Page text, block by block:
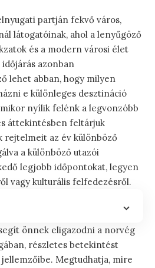
partján fekvő város,
látogatóinak, ahol a lenyűgöző
és a modern városi élet
azonban
lehet abban, hogy milyen
e különleges desztináció
nyílik felénk a legvonzóbb
áttekintésben feltárjuk
rejtelmeit az év különböző
a különböző utazói
legjobb időpontokat, legyen
vagy kulturális felfedezésről.
önnek eligazodni a norvég
részletes betekintést
Megtudhatja, mire